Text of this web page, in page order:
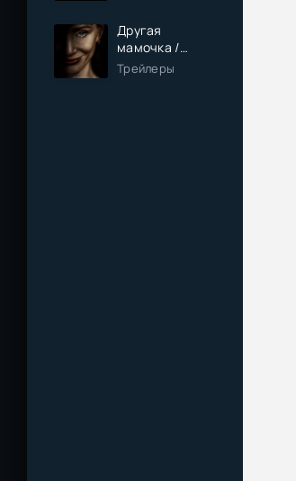
Другая
мамочка /
Чужая мама
(2026)
Трейлеры